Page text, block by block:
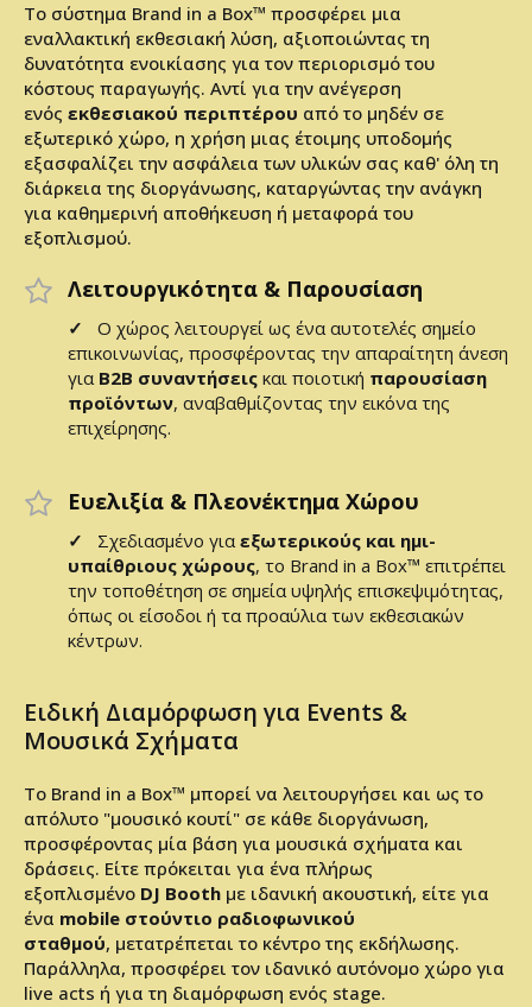
Το σύστημα Brand in a Box™ προσφέρει μια
εναλλακτική εκθεσιακή λύση, αξιοποιώντας τη
δυνατότητα ενοικίασης για τον περιορισμό του
κόστους παραγωγής. Αντί για την ανέγερση
ενός εκθεσιακού περιπτέρου από το μηδέν σε
εξωτερικό χώρο, η χρήση μιας έτοιμης υποδομής
εξασφαλίζει την ασφάλεια των υλικών σας καθ' όλη τη
διάρκεια της διοργάνωσης, καταργώντας την ανάγκη
για καθημερινή αποθήκευση ή μεταφορά του
εξοπλισμού.
Λειτουργικότητα & Παρουσίαση
✓ Ο χώρος λειτουργεί ως ένα αυτοτελές σημείο
επικοινωνίας, προσφέροντας την απαραίτητη άνεση
για B2B συναντήσεις και ποιοτική παρουσίαση
προϊόντων, αναβαθμίζοντας την εικόνα της
επιχείρησης.
Ευελιξία & Πλεονέκτημα Χώρου
✓ Σχεδιασμένο για εξωτερικούς και ημι-
υπαίθριους χώρους, το Brand in a Box™ επιτρέπει
την τοποθέτηση σε σημεία υψηλής επισκεψιμότητας,
όπως οι είσοδοι ή τα προαύλια των εκθεσιακών
κέντρων.
Ειδική Διαμόρφωση για Events &
Μουσικά Σχήματα
Το Brand in a Box™ μπορεί να λειτουργήσει και ως το
απόλυτο "μουσικό κουτί" σε κάθε διοργάνωση,
προσφέροντας μία βάση για μουσικά σχήματα και
δράσεις. Είτε πρόκειται για ένα πλήρως
εξοπλισμένο DJ Booth με ιδανική ακουστική, είτε για
ένα mobile στούντιο ραδιοφωνικού
σταθμού, μετατρέπεται το κέντρο της εκδήλωσης.
Παράλληλα, προσφέρει τον ιδανικό αυτόνομο χώρο για
live acts ή για τη διαμόρφωση ενός stage.